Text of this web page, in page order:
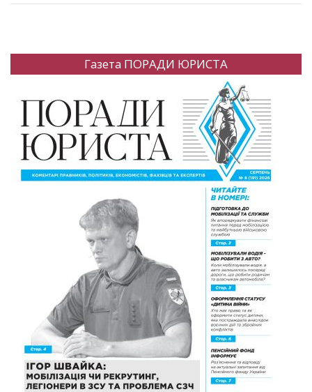
Газета ПОРАДИ ЮРИСТА